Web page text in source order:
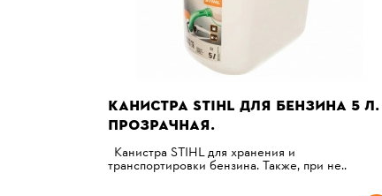
КАНИСТРА STIHL ДЛЯ БЕНЗИНА 5 Л.
ПРОЗРАЧНАЯ.
Канистра STIHL для хранения и
транспортировки бензина. Также, при не..